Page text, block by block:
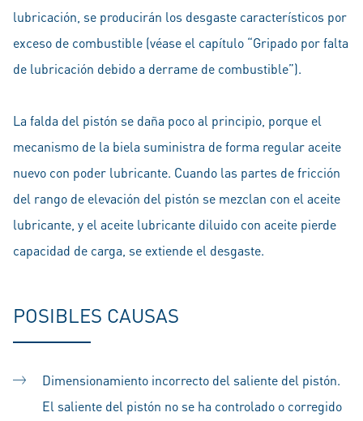
lubricación, se producirán los desgaste característicos por
exceso de combustible (véase el capítulo “Gripado por falta
de lubricación debido a derrame de combustible”).
La falda del pistón se daña poco al principio, porque el
mecanismo de la biela suministra de forma regular aceite
nuevo con poder lubricante. Cuando las partes de fricción
del rango de elevación del pistón se mezclan con el aceite
lubricante, y el aceite lubricante diluido con aceite pierde
capacidad de carga, se extiende el desgaste.
POSIBLES CAUSAS
Dimensionamiento incorrecto del saliente del pistón.
El saliente del pistón no se ha controlado o corregido